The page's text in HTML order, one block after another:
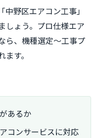
野区エアコン工事」
しょう。プロ仕様エア
ら、機種選定～工事プ
す。
あるか
コンサービスに対応